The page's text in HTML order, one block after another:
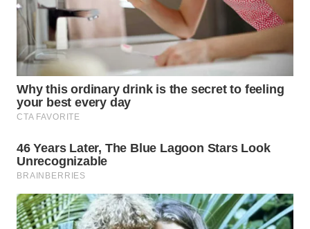
DANAU
TOBA
WN
NIAS
WN
LANGKAT
WN
TAPANULI
WN